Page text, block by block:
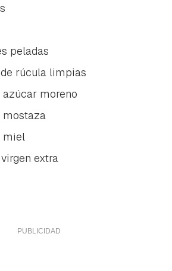
peladas
rúcula limpias
azúcar moreno
mostaza
miel
extra